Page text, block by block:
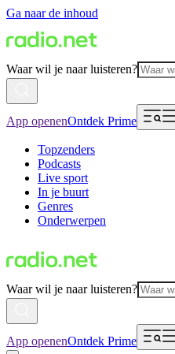
Ga naar de inhoud
Waar wil je naar luisteren?
App openenOntdek Prime
Topzenders
Podcasts
Live sport
In je buurt
Genres
Onderwerpen
Waar wil je naar luisteren?
App openenOntdek Prime